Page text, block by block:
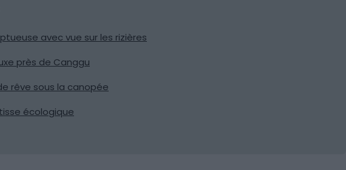
avec vue sur les rizières
près de Canggu
rêve sous la canopée
écologique